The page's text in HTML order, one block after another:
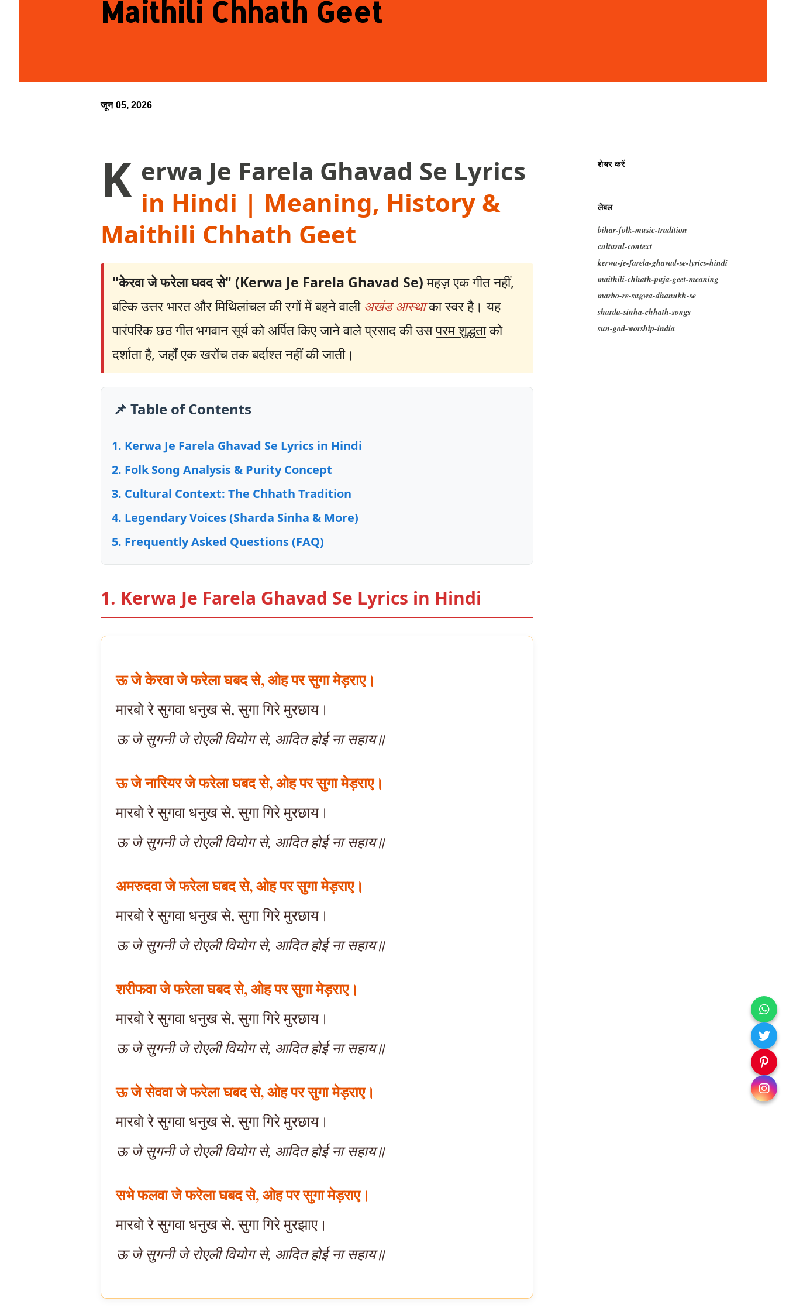
Maithili Chhath Geet
जून 05, 2026
K erwa Je Farela Ghavad Se Lyrics
in Hindi | Meaning, History &
Maithili Chhath Geet
"केरवा जे फरेला घवद से" (Kerwa Je Farela Ghavad Se)महज़ एक गीत नहीं,
बल्कि उत्तर भारत और मिथिलांचल की रगों में बहने वाली अखंड आस्थाका स्वर है। यह
पारंपरिक छठ गीत भगवान सूर्य को अर्पित किए जाने वाले प्रसाद की उसपरम शुद्धताको
दर्शाता है, जहाँ एक खरोंच तक बर्दाश्त नहीं की जाती।
📌 Table of Contents
Kerwa Je Farela Ghavad Se Lyrics in Hindi
Folk Song Analysis & Purity Concept
Cultural Context: The Chhath Tradition
Legendary Voices (Sharda Sinha & More)
Frequently Asked Questions (FAQ)
1. Kerwa Je Farela Ghavad Se Lyrics in Hindi
ऊ जे केरवा जे फरेला घबद से, ओह पर सुगा मेड़राए।
मारबो रे सुगवा धनुख से, सुगा गिरे मुरछाय।
ऊ जे सुगनी जे रोएली वियोग से, आदित होई ना सहाय॥
ऊ जे नारियर जे फरेला घबद से, ओह पर सुगा मेड़राए।
मारबो रे सुगवा धनुख से, सुगा गिरे मुरछाय।
ऊ जे सुगनी जे रोएली वियोग से, आदित होई ना सहाय॥
अमरुदवा जे फरेला घबद से, ओह पर सुगा मेड़राए।
मारबो रे सुगवा धनुख से, सुगा गिरे मुरछाय।
ऊ जे सुगनी जे रोएली वियोग से, आदित होई ना सहाय॥
शरीफवा जे फरेला घबद से, ओह पर सुगा मेड़राए।
मारबो रे सुगवा धनुख से, सुगा गिरे मुरछाय।
ऊ जे सुगनी जे रोएली वियोग से, आदित होई ना सहाय॥
ऊ जे सेववा जे फरेला घबद से, ओह पर सुगा मेड़राए।
मारबो रे सुगवा धनुख से, सुगा गिरे मुरछाय।
ऊ जे सुगनी जे रोएली वियोग से, आदित होई ना सहाय॥
सभे फलवा जे फरेला घबद से, ओह पर सुगा मेड़राए।
मारबो रे सुगवा धनुख से, सुगा गिरे मुरझाए।
ऊ जे सुगनी जे रोएली वियोग से, आदित होई ना सहाय॥
शेयर करें
लेबल
bihar-folk-music-tradition
cultural-context
kerwa-je-farela-ghavad-se-lyrics-hindi
maithili-chhath-puja-geet-meaning
marbo-re-sugwa-dhanukh-se
sharda-sinha-chhath-songs
sun-god-worship-india